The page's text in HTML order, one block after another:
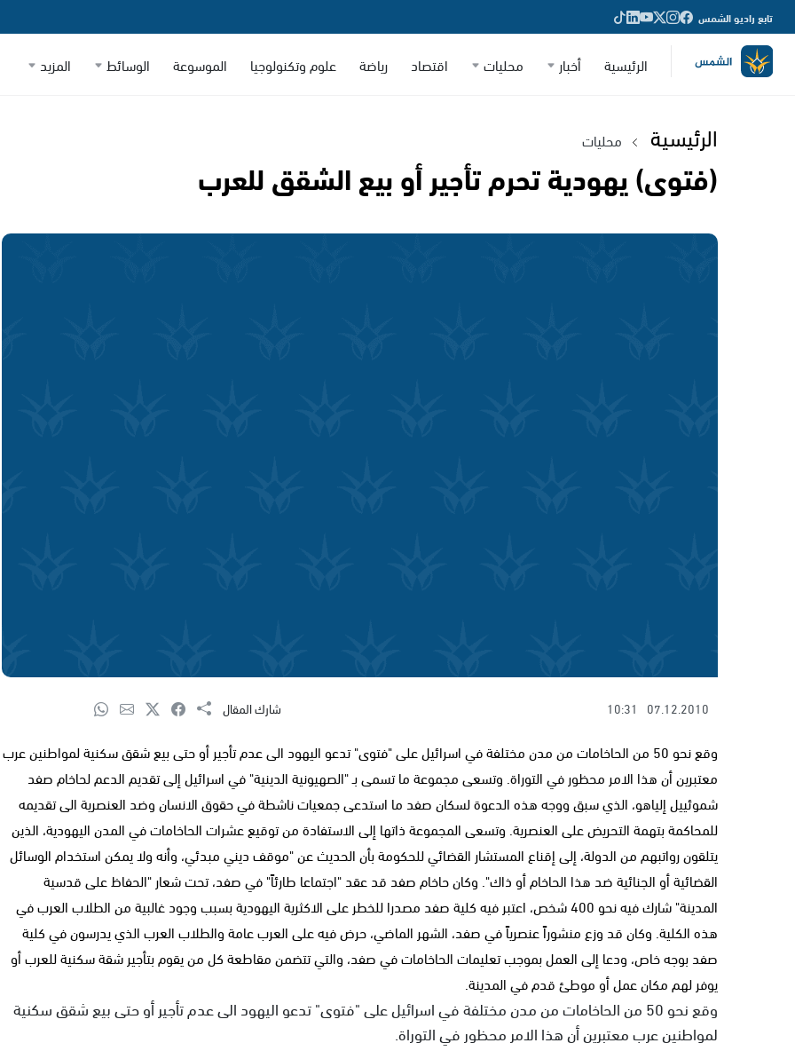
تابع راديو الشمس
الرئيسية أخبار محليات اقتصاد رياضة علوم وتكنولوجيا الموسوعة الوسائط المزيد
الرئيسية محليات
(فتوى) يهودية تحرم تأجير أو بيع الشقق للعرب
07.12.2010
10:31 شارك المقال
وقع نحو 50 من الحاخامات من مدن مختلفة في اسرائيل على "فتوى" تدعو اليهود الى عدم تأجير أو حتى بيع شقق سكنية لمواطنين عرب
معتبرين أن هذا الامر محظور في التوراة. وتسعى مجموعة ما تسمى بـ "الصهيونية الدينية" في اسرائيل إلى تقديم الدعم لحاخام صفد
شموئييل إلياهو، الذي سبق ووجه هذه الدعوة لسكان صفد ما استدعى جمعيات ناشطة في حقوق الانسان وضد العنصرية الى تقديمه
للمحاكمة بتهمة التحريض على العنصرية. وتسعى المجموعة ذاتها إلى الاستفادة من توقيع عشرات الحاخامات في المدن اليهودية، الذين
يتلقون رواتبهم من الدولة، إلى إقناع المستشار القضائي للحكومة بأن الحديث عن "موقف ديني مبدئي، وأنه ولا يمكن استخدام الوسائل
القضائية أو الجنائية ضد هذا الحاخام أو ذاك". وكان حاخام صفد قد عقد "اجتماعا طارئاً" في صفد، تحت شعار "الحفاظ على قدسية
المدينة" شارك فيه نحو 400 شخص، اعتبر فيه كلية صفد مصدرا للخطر على الاكثرية اليهودية بسبب وجود غالبية من الطلاب العرب في
هذه الكلية. وكان قد وزع منشوراً عنصرياً في صفد، الشهر الماضي، حرض فيه على العرب عامة والطلاب العرب الذي يدرسون في كلية
صفد بوجه خاص، ودعا إلى العمل بموجب تعليمات الحاخامات في صفد، والتي تتضمن مقاطعة كل من يقوم بتأجير شقة سكنية للعرب أو
يوفر لهم مكان عمل أو موطئ قدم في المدينة.
وقع نحو 50 من الحاخامات من مدن مختلفة في اسرائيل على "فتوى" تدعو اليهود الى عدم تأجير أو حتى بيع شقق سكنية
لمواطنين عرب معتبرين أن هذا الامر محظور في التوراة.